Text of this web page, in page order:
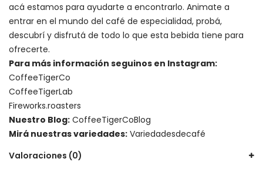
acá estamos para ayudarte a encontrarlo. Animate a
entrar en el mundo del café de especialidad, probá,
descubrí y disfrutá de todo lo que esta bebida tiene para
ofrecerte.
Para más información seguinos en Instagram:
CoffeeTigerCo
CoffeeTigerLab
Fireworks.roasters
Nuestro Blog: CoffeeTigerCoBlog
Mirá nuestras variedades: Variedadesdecafé
Valoraciones (0)